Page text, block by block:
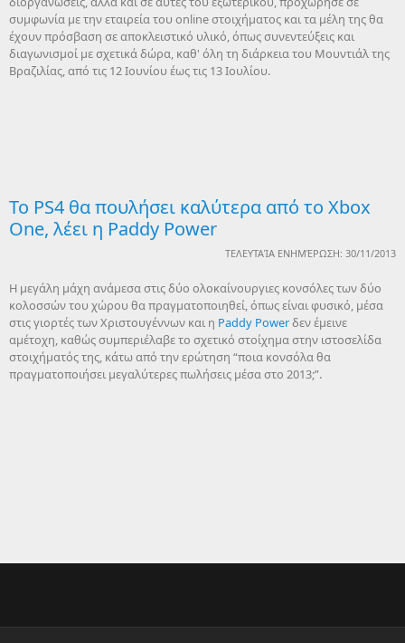
συμφωνία με την εταιρεία του online στοιχήματος και τα μέλη της θα
έχουν πρόσβαση σε αποκλειστικό υλικό, όπως συνεντεύξεις και
διαγωνισμοί με σχετικά δώρα, καθ' όλη τη διάρκεια του Μουντιάλ της
Βραζιλίας, από τις 12 Ιουνίου έως τις 13 Ιουλίου.
To PS4 θα πουλήσει καλύτερα από το Xbox
Οne, λέει η Paddy Power
ΤΕΛΕΥΤΑΊΑ ΕΝΗΜΈΡΩΣΗ: 30/11/2013
Η μεγάλη μάχη ανάμεσα στις δύο ολοκαίνουργιες κονσόλες των δύο
κολοσσών του χώρου θα πραγματοποιηθεί, όπως είναι φυσικό, μέσα
στις γιορτές των Χριστουγέννων και η Paddy Powerδεν έμεινε
αμέτοχη, καθώς συμπεριέλαβε το σχετικό στοίχημα στην ιστοσελίδα
στοιχήματός της, κάτω από την ερώτηση “ποια κονσόλα θα
πραγματοποιήσει μεγαλύτερες πωλήσεις μέσα στο 2013;”.